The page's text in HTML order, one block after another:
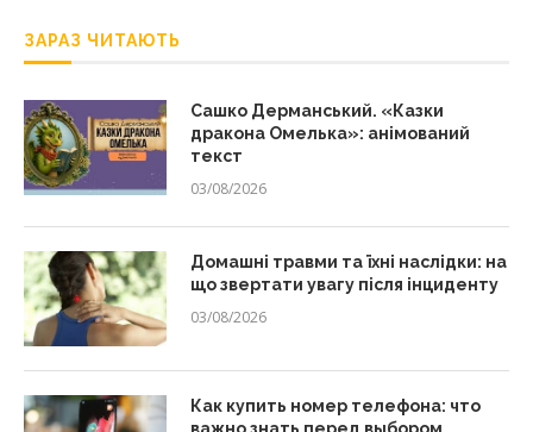
ЗАРАЗ ЧИТАЮТЬ
Сашко Дерманський. «Казки
дракона Омелька»: анімований
текст
03/08/2026
Домашні травми та їхні наслідки: на
що звертати увагу після інциденту
03/08/2026
Как купить номер телефона: что